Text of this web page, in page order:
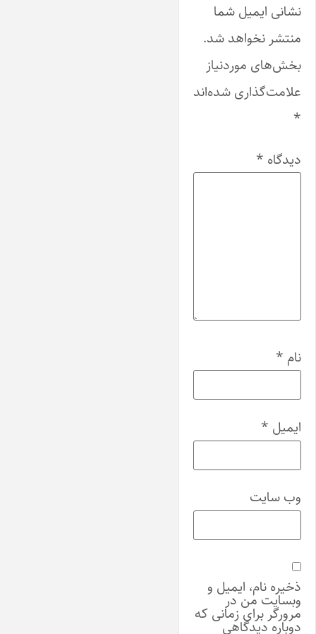
نشانی ایمیل شما
منتشر نخواهد شد.
بخش‌های موردنیاز
علامت‌گذاری شده‌اند
*
دیدگاه *
نام *
ایمیل *
وب‌ سایت
ذخیره نام، ایمیل و
وبسایت من در
مرورگر برای زمانی که
دوباره دیدگاهی